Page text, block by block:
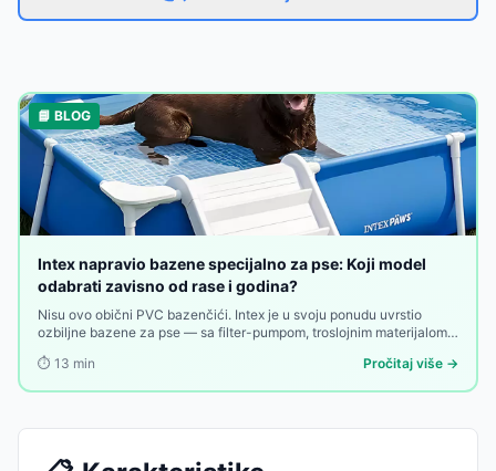
📘 BLOG
Intex napravio bazene specijalno za pse: Koji model
odabrati zavisno od rase i godina?
Nisu ovo obični PVC bazenčići. Intex je u svoju ponudu uvrstio
ozbiljne bazene za pse — sa filter-pumpom, troslojnim materijalom i
⏱️ 13 min Pročitaj više →